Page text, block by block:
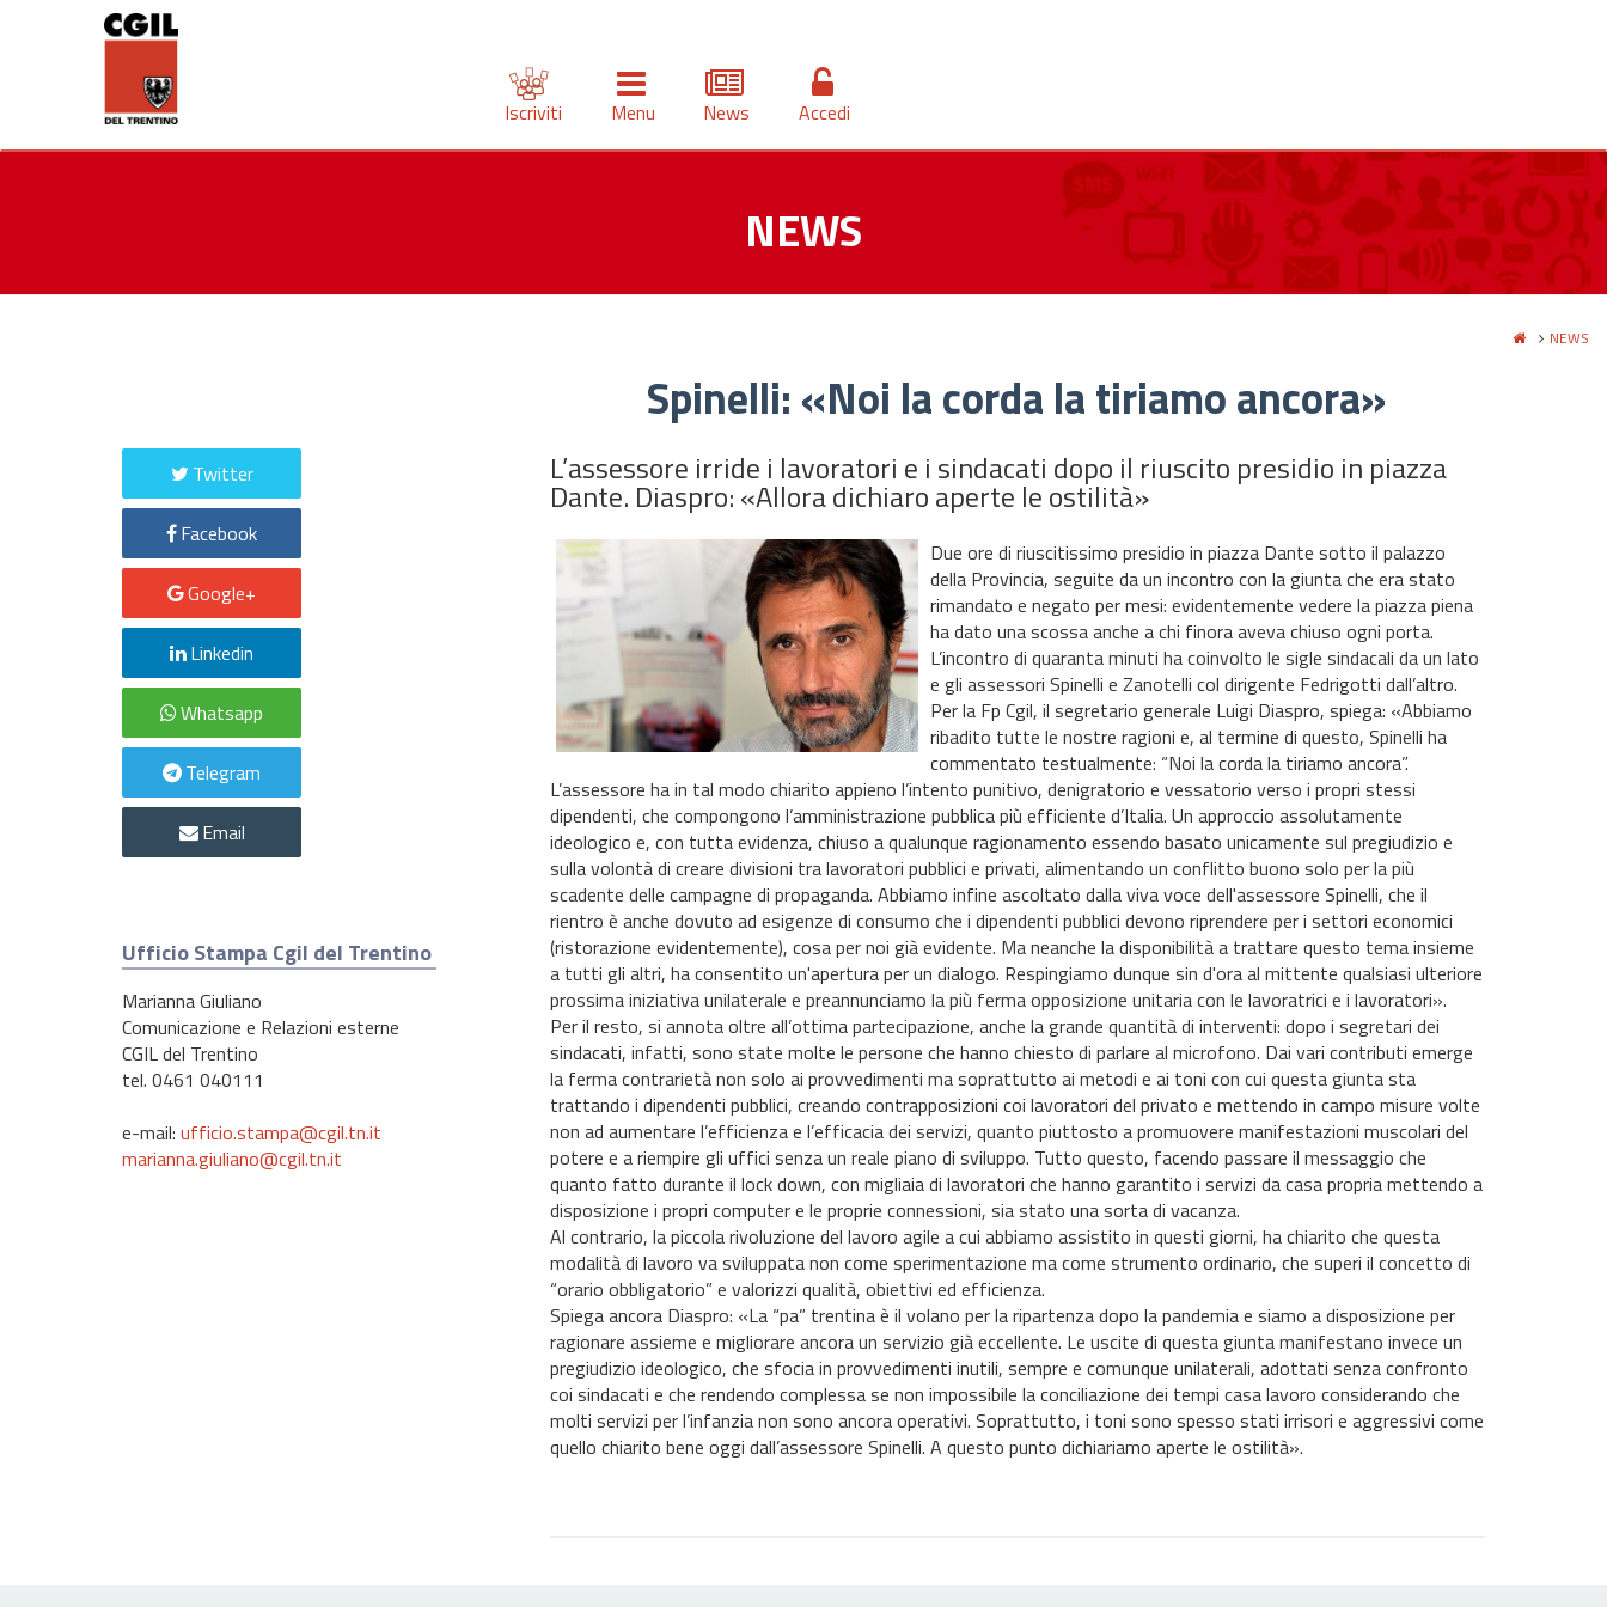
Iscriviti Menu News Accedi
NEWS
NEWS
Spinelli: «Noi la corda la tiriamo ancora»
L’assessore irride i lavoratori e i sindacati dopo il riuscito presidio in piazza
Dante. Diaspro: «Allora dichiaro aperte le ostilità»
Due ore di riuscitissimo presidio in piazza Dante sotto il palazzo
della Provincia, seguite da un incontro con la giunta che era stato
rimandato e negato per mesi: evidentemente vedere la piazza piena
ha dato una scossa anche a chi finora aveva chiuso ogni porta.
L’incontro di quaranta minuti ha coinvolto le sigle sindacali da un lato
e gli assessori Spinelli e Zanotelli col dirigente Fedrigotti dall’altro.
Per la Fp Cgil, il segretario generale Luigi Diaspro, spiega: «Abbiamo
ribadito tutte le nostre ragioni e, al termine di questo, Spinelli ha
commentato testualmente: “Noi la corda la tiriamo ancora”.
L’assessore ha in tal modo chiarito appieno l’intento punitivo, denigratorio e vessatorio verso i propri stessi
dipendenti, che compongono l’amministrazione pubblica più efficiente d’Italia. Un approccio assolutamente
ideologico e, con tutta evidenza, chiuso a qualunque ragionamento essendo basato unicamente sul pregiudizio e
sulla volontà di creare divisioni tra lavoratori pubblici e privati, alimentando un conflitto buono solo per la più
scadente delle campagne di propaganda. Abbiamo infine ascoltato dalla viva voce dell'assessore Spinelli, che il
rientro è anche dovuto ad esigenze di consumo che i dipendenti pubblici devono riprendere per i settori economici
(ristorazione evidentemente), cosa per noi già evidente. Ma neanche la disponibilità a trattare questo tema insieme
a tutti gli altri, ha consentito un'apertura per un dialogo. Respingiamo dunque sin d'ora al mittente qualsiasi ulteriore
prossima iniziativa unilaterale e preannunciamo la più ferma opposizione unitaria con le lavoratrici e i lavoratori».
Per il resto, si annota oltre all’ottima partecipazione, anche la grande quantità di interventi: dopo i segretari dei
sindacati, infatti, sono state molte le persone che hanno chiesto di parlare al microfono. Dai vari contributi emerge
la ferma contrarietà non solo ai provvedimenti ma soprattutto ai metodi e ai toni con cui questa giunta sta
trattando i dipendenti pubblici, creando contrapposizioni coi lavoratori del privato e mettendo in campo misure volte
non ad aumentare l’efficienza e l’efficacia dei servizi, quanto piuttosto a promuovere manifestazioni muscolari del
potere e a riempire gli uffici senza un reale piano di sviluppo. Tutto questo, facendo passare il messaggio che
quanto fatto durante il lock down, con migliaia di lavoratori che hanno garantito i servizi da casa propria mettendo a
disposizione i propri computer e le proprie connessioni, sia stato una sorta di vacanza.
Al contrario, la piccola rivoluzione del lavoro agile a cui abbiamo assistito in questi giorni, ha chiarito che questa
modalità di lavoro va sviluppata non come sperimentazione ma come strumento ordinario, che superi il concetto di
“orario obbligatorio” e valorizzi qualità, obiettivi ed efficienza.
Spiega ancora Diaspro: «La “pa” trentina è il volano per la ripartenza dopo la pandemia e siamo a disposizione per
ragionare assieme e migliorare ancora un servizio già eccellente. Le uscite di questa giunta manifestano invece un
pregiudizio ideologico, che sfocia in provvedimenti inutili, sempre e comunque unilaterali, adottati senza confronto
coi sindacati e che rendendo complessa se non impossibile la conciliazione dei tempi casa lavoro considerando che
molti servizi per l’infanzia non sono ancora operativi. Soprattutto, i toni sono spesso stati irrisori e aggressivi come
quello chiarito bene oggi dall’assessore Spinelli. A questo punto dichiariamo aperte le ostilità».
Twitter
Facebook
Google+
Linkedin
Whatsapp
Telegram
Email
Ufficio Stampa Cgil del Trentino
Marianna Giuliano
Comunicazione e Relazioni esterne
CGIL del Trentino
tel. 0461 040111
e-mail: ufficio.stampa@cgil.tn.it
marianna.giuliano@cgil.tn.it